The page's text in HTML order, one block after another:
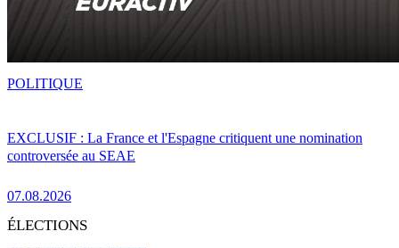
EXCLUSIF : La France et l'Espagne critiquent une nomination
controversée au SEAE
07.08.2026
POLITIQUE
ÉLECTIONS